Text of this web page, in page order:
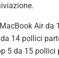
Air da
14 pollici
5 da 15 pollici